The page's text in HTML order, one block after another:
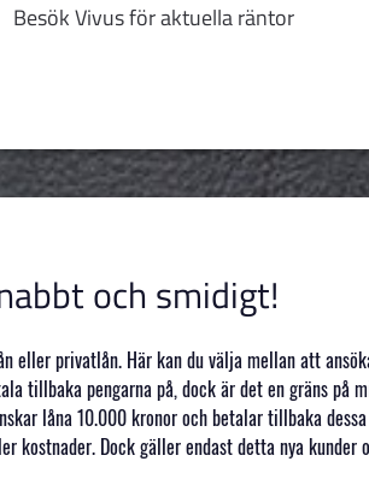
Besök Vivus för aktuella räntor
och smidigt!
eller privatlån. Här kan du välja mellan att
tillbaka pengarna på, dock är det en gräns på
låna 10.000 kronor och betalar tillbaka
Dock gäller endast detta nya kunder